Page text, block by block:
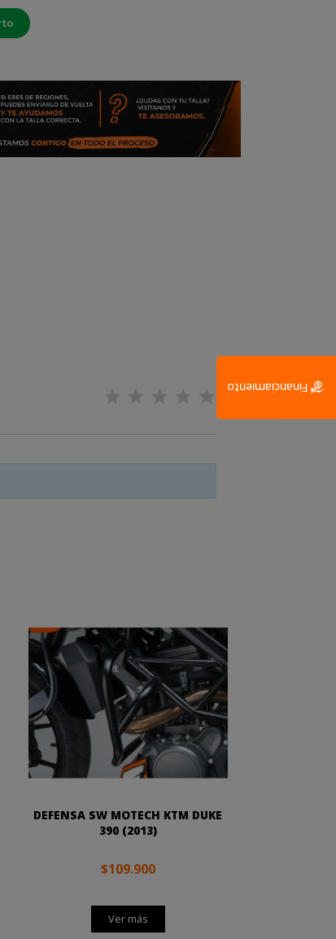
DEFENSA SW MOTECH KTM DUKE
390 (2013)
$109.900
Ver más
Financiamiento